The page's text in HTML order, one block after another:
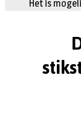
Het is